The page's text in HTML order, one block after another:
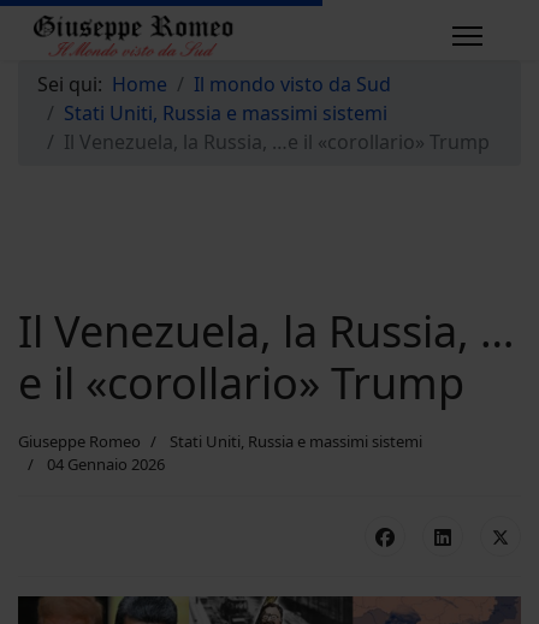
Sei qui: Home
Il mondo visto da Sud
Stati Uniti, Russia e massimi sistemi
Il Venezuela, la Russia, …e il «corollario» Trump
Il Venezuela, la Russia, …
e il «corollario» Trump
Giuseppe Romeo
Stati Uniti, Russia e massimi sistemi
04 Gennaio 2026